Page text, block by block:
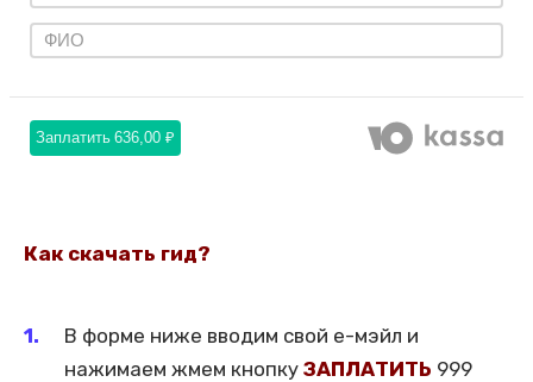
Заплатить 636,00 ₽
Как скачать гид?
В форме ниже вводим свой е-мэйл и
нажимаем жмем кнопку ЗАПЛАТИТЬ 999